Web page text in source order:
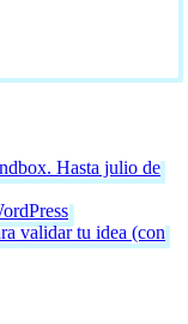
Hasta julio de
validar tu idea (con